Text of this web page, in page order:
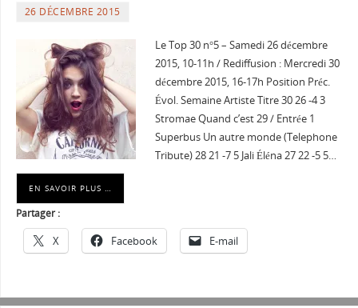
26 DÉCEMBRE 2015
Le Top 30 n°5 – Samedi 26 décembre
2015, 10-11h / Rediffusion : Mercredi 30
décembre 2015, 16-17h Position Préc.
Évol. Semaine Artiste Titre 30 26 -4 3
Stromae Quand c’est 29 / Entrée 1
Superbus Un autre monde (Telephone
Tribute) 28 21 -7 5 Jali Éléna 27 22 -5 5…
EN SAVOIR PLUS …
Partager :
X Facebook E-mail